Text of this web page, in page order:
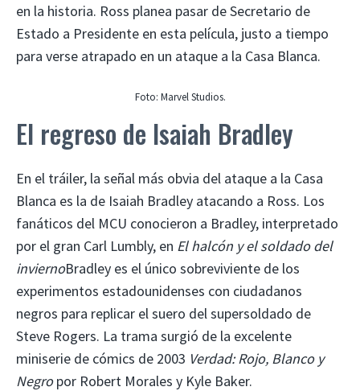
en la historia. Ross planea pasar de Secretario de
Estado a Presidente en esta película, justo a tiempo
para verse atrapado en un ataque a la Casa Blanca.
Foto: Marvel Studios.
El regreso de Isaiah Bradley
En el tráiler, la señal más obvia del ataque a la Casa
Blanca es la de Isaiah Bradley atacando a Ross. Los
fanáticos del MCU conocieron a Bradley, interpretado
por el gran Carl Lumbly, en El halcón y el soldado del
inviernoBradley es el único sobreviviente de los
experimentos estadounidenses con ciudadanos
negros para replicar el suero del supersoldado de
Steve Rogers. La trama surgió de la excelente
miniserie de cómics de 2003 Verdad: Rojo, Blanco y
Negropor Robert Morales y Kyle Baker.